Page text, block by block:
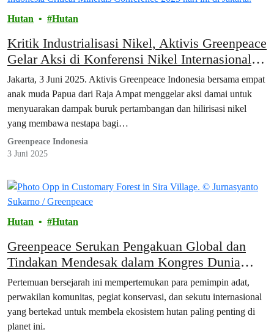
Hutan Hutan
Kritik Industrialisasi Nikel, Aktivis Greenpeace
Gelar Aksi di Konferensi Nikel Internasional di
Jakarta
Jakarta, 3 Juni 2025. Aktivis Greenpeace Indonesia bersama empat
anak muda Papua dari Raja Ampat menggelar aksi damai untuk
menyuarakan dampak buruk pertambangan dan hilirisasi nikel
yang membawa nestapa bagi…
Greenpeace Indonesia
3 Juni 2025
Hutan Hutan
Greenpeace Serukan Pengakuan Global dan
Tindakan Mendesak dalam Kongres Dunia
Pertama Masyarakat Adat dan Komunitas
Lokal dari Tiga Kawasan Hutan
Pertemuan bersejarah ini mempertemukan para pemimpin adat,
perwakilan komunitas, pegiat konservasi, dan sekutu internasional
yang bertekad untuk membela ekosistem hutan paling penting di
planet ini.